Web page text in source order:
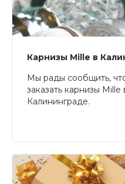
Карнизы Mille в
Мы рады сообщить,
заказать карнизы
Калининграде.